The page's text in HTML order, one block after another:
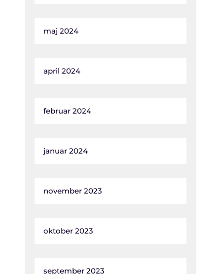
maj 2024
april 2024
februar 2024
januar 2024
november 2023
oktober 2023
september 2023